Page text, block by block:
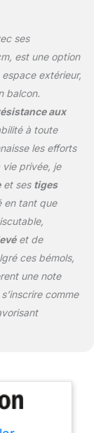
et
comme
à un
est
Prête à
! À
cm, les
avec du
qui
stabilité
être
où. La
sur le
tapis
tapis ou
en
! Petit ?
problème
de
ses
est une option
extérieur,
balcon.
aux
à toute
les efforts
privée, je
et ses tiges
en tant que
et de
ces bémols,
une note
comme